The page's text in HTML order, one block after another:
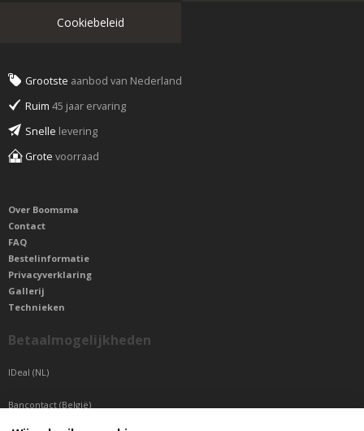
Cookiebeleid
Grootste aanbod van Nederland
Ruim 45 jaar ervaring
Snelle levering
Grote voorraad
Over Boomsma
Contact
FAQ
Bestelinformatie
Privacyverklaring
Gallerij
Technieken
Betaalmogelijkheden
IDeal (NL)
Bancontact (België)